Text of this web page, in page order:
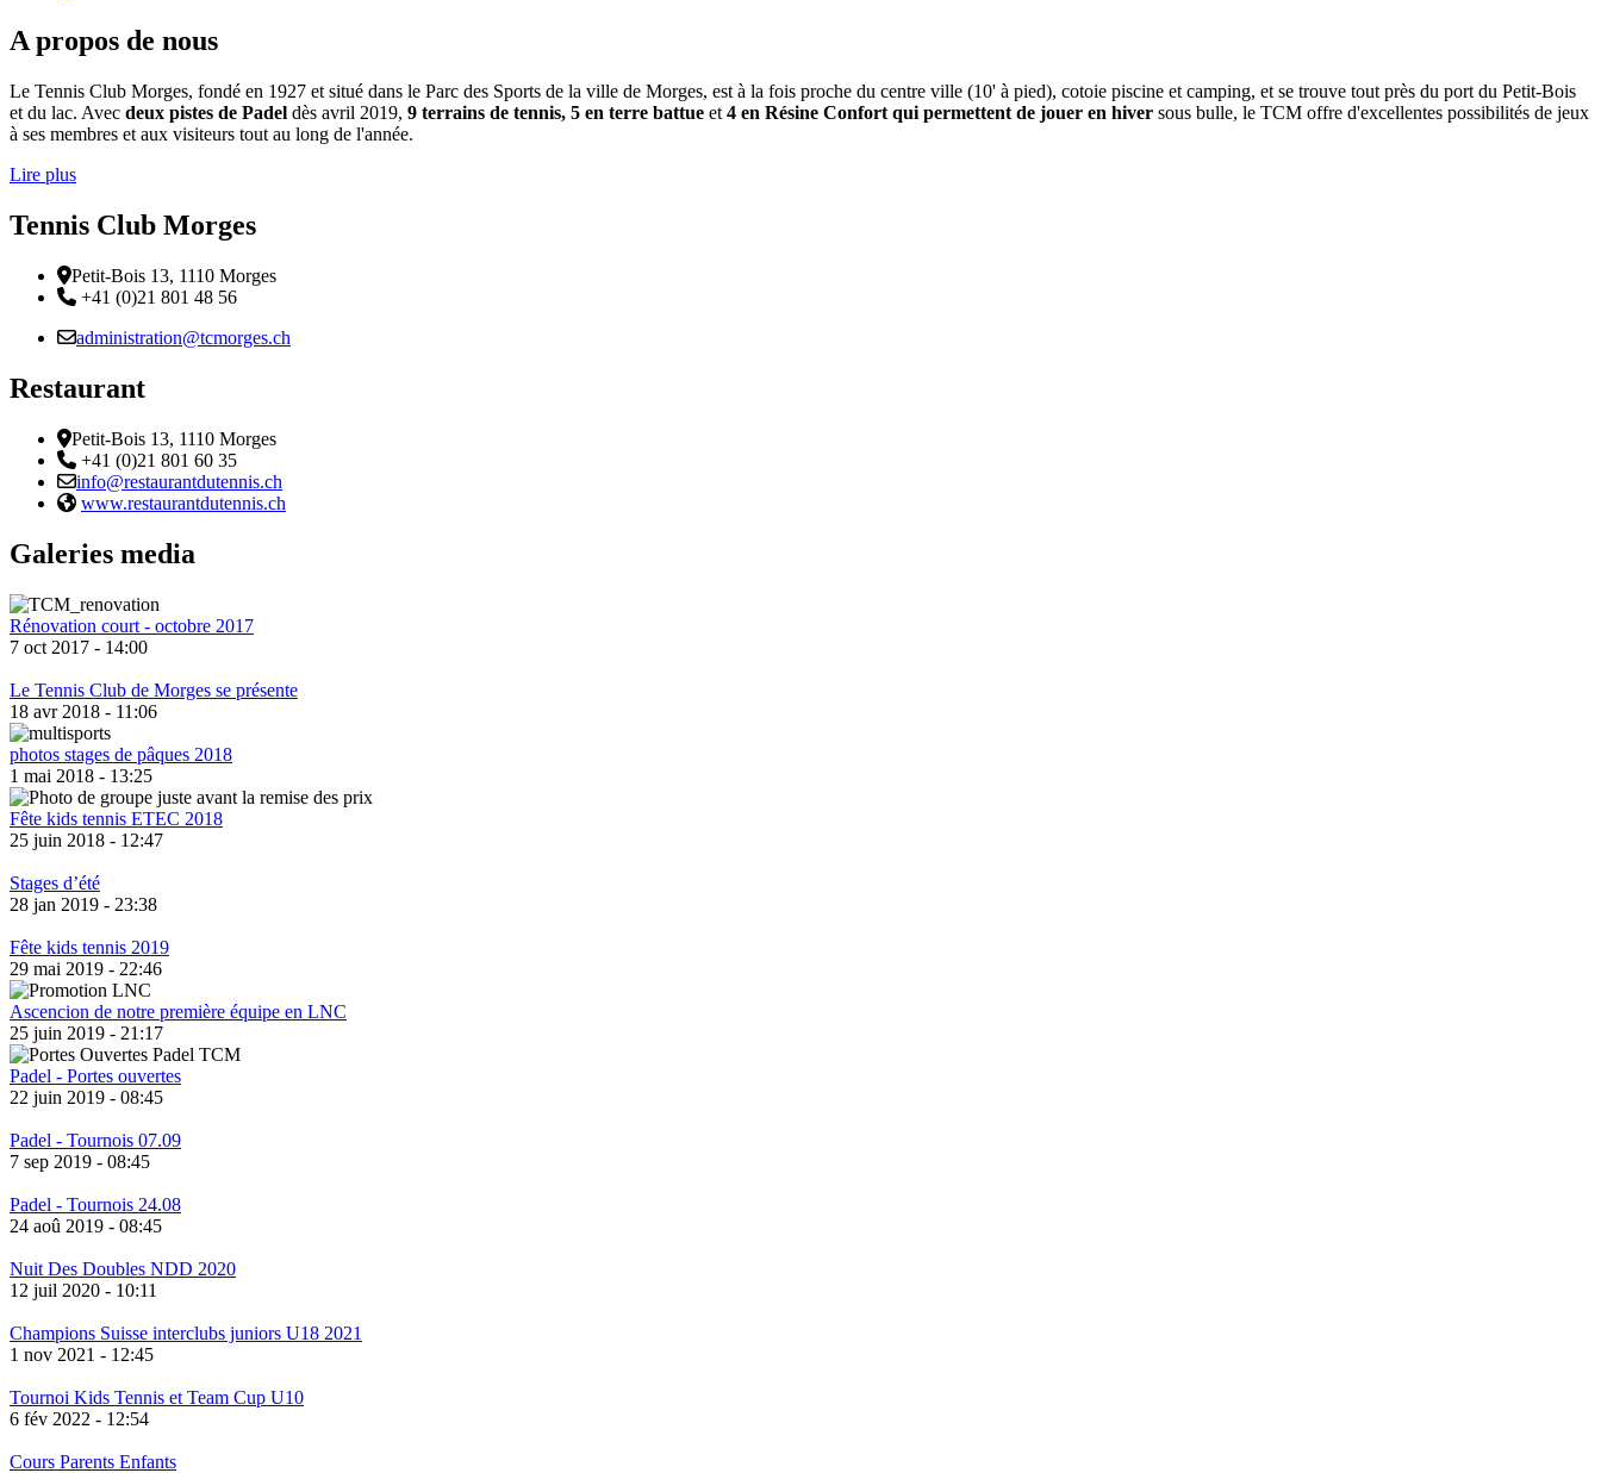
A propos de nous
Le Tennis Club Morges, fondé en 1927 et situé dans le Parc des Sports de la ville de Morges, est à la fois proche du centre ville (10' à pied), cotoie piscine et camping, et se trouve tout près du port du Petit-Bois
et du lac. Avec deux pistes de Padel dès avril 2019, 9 terrains de tennis, 5 en terre battue et 4 en Résine Confort qui permettent de jouer en hiver sous bulle, le TCM offre d'excellentes possibilités de jeux
à ses membres et aux visiteurs tout au long de l'année.
Lire plus
Tennis Club Morges
Adresse
Petit-Bois 13, 1110 Morges
Téléphone:
+41 (0)21 801 48 56
Email :
administration@tcmorges.ch
Restaurant
Adresse
Petit-Bois 13, 1110 Morges
Téléphone:
+41 (0)21 801 60 35
Email :
info@restaurantdutennis.ch
Site web:
www.restaurantdutennis.ch
Galeries media
Rénovation court - octobre 2017
7 oct 2017 - 14:00
Le Tennis Club de Morges se présente
18 avr 2018 - 11:06
photos stages de pâques 2018
1 mai 2018 - 13:25
Fête kids tennis ETEC 2018
25 juin 2018 - 12:47
Stages d’été
28 jan 2019 - 23:38
Fête kids tennis 2019
29 mai 2019 - 22:46
Ascencion de notre première équipe en LNC
25 juin 2019 - 21:17
Padel - Portes ouvertes
22 juin 2019 - 08:45
Padel - Tournois 07.09
7 sep 2019 - 08:45
Padel - Tournois 24.08
24 aoû 2019 - 08:45
Nuit Des Doubles NDD 2020
12 juil 2020 - 10:11
Champions Suisse interclubs juniors U18 2021
1 nov 2021 - 12:45
Tournoi Kids Tennis et Team Cup U10
6 fév 2022 - 12:54
Cours Parents Enfants